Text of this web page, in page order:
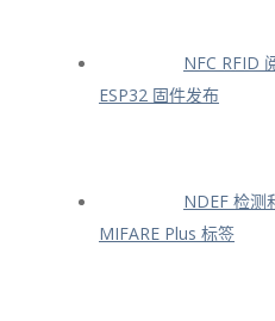
NFC RFID
ESP32 固件发布
NDEF 检测
MIFARE Plus 标签